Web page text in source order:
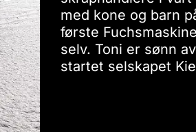
med kone og barn
første
selv. Toni er sønn
startet selskapet